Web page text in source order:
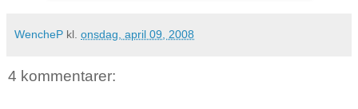
WencheP kl. onsdag, april 09, 2008
4 kommentarer: